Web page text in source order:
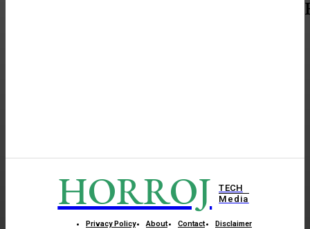
HORROJ
TECH
Media
Privacy Policy About Contact Disclaimer